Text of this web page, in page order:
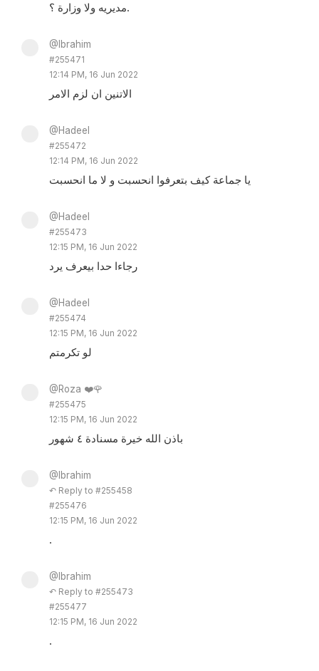
مديريه ولا وزارة ؟.
@Ibrahim
#255471
12:14 PM, 16 Jun 2022
الاتنين ان لزم الامر
@Hadeel
#255472
12:14 PM, 16 Jun 2022
يا جماعة كيف بتعرفوا انحسبت و لا ما انحسبت
@Hadeel
#255473
12:15 PM, 16 Jun 2022
رجاءا حدا بيعرف يرد
@Hadeel
#255474
12:15 PM, 16 Jun 2022
لو تكرمتم
@Roza ❤️🌹
#255475
12:15 PM, 16 Jun 2022
باذن الله خيرة مسنادة ٤ شهور
@Ibrahim
↶ Reply to #255458
#255476
12:15 PM, 16 Jun 2022
.
@Ibrahim
↶ Reply to #255473
#255477
12:15 PM, 16 Jun 2022
.